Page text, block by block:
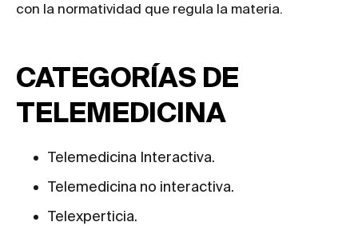
con la normatividad que regula la materia.
CATEGORÍAS DE
TELEMEDICINA
Telemedicina Interactiva.
Telemedicina no interactiva.
Telexperticia.